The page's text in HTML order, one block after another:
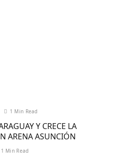
1 Min Read
Y CRECE LA
ARENA ASUNCIÓN
1 Min Read